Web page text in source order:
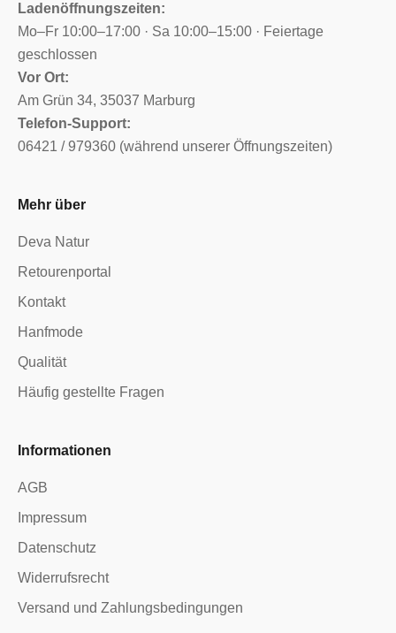
Ladenöffnungszeiten:
Mo–Fr 10:00–17:00 · Sa 10:00–15:00 · Feiertage
geschlossen
Vor Ort:
Am Grün 34, 35037 Marburg
Telefon-Support:
06421 / 979360 (während unserer Öffnungszeiten)
Mehr über
Deva Natur
Retourenportal
Kontakt
Hanfmode
Qualität
Häufig gestellte Fragen
Informationen
AGB
Impressum
Datenschutz
Widerrufsrecht
Versand und Zahlungsbedingungen